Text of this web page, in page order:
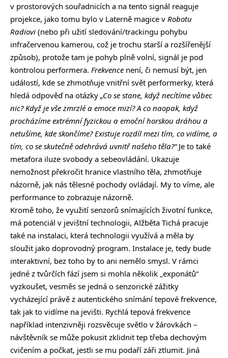
v prostorových souřadnicích a na tento signál reaguje
projekce, jako tomu bylo v Laterně magice v Robotu
Radiovi (nebo při užití sledování/trackingu pohybu
infračervenou kamerou, což je trochu starší a rozšířenější
způsob), protože tam je pohyb plně volní, signál je pod
kontrolou performera. Frekvence není, či nemusí být, jen
událostí, kde se zhmotňuje vnitřní svět performerky, která
hledá odpověď na otázky „Co se stane, když necítíme vůbec
nic? Když je vše zmrzlé a emoce mizí? A co naopak, když
procházíme extrémní fyzickou a emoční horskou dráhou a
netušíme, kde skončíme? Existuje rozdíl mezi tím, co vidíme, a
tím, co se skutečně odehrává uvnitř našeho těla?“Je to také
metafora iluze svobody a sebeovládání. Ukazuje
nemožnost překročit hranice vlastního těla, zhmotňuje
názorně, jak nás tělesné pochody ovládají. My to víme, ale
performance to zobrazuje názorně.
Kromě toho, že využití senzorů snímajících životní funkce,
má potenciál v jevištní technologii, Alžběta Tichá pracuje
také na instalaci, která technologii využívá a měla by
sloužit jako doprovodný program. Instalace je, tedy bude
interaktivní, bez toho by to ani nemělo smysl. V rámci
jedné z tvůrčích fází jsem si mohla několik „exponátů“
vyzkoušet, vesměs se jedná o senzorické zážitky
vycházející právě z autentického snímání tepové frekvence,
tak jak to vidíme na jevišti. Rychlá tepová frekvence
například intenzivněji rozsvěcuje světlo v žárovkách –
návštěvník se může pokusit zklidnit tep třeba dechovým
cvičením a počkat, jestli se mu podaří záři ztlumit. Jiná